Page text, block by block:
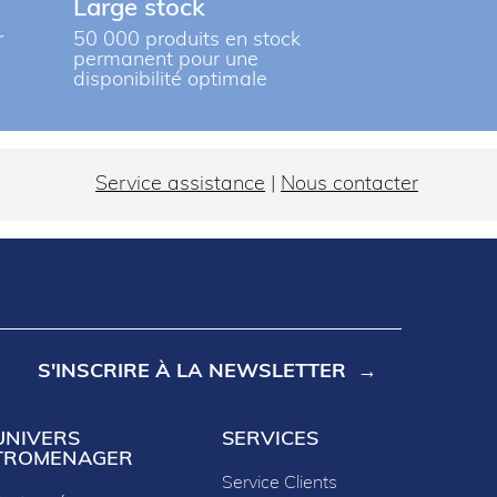
Large stock
50 000 produits en stock
permanent pour une
disponibilité optimale
Service assistance Nous contacter
S'INSCRIRE À LA NEWSLETTER
SERVICES
Service Clients